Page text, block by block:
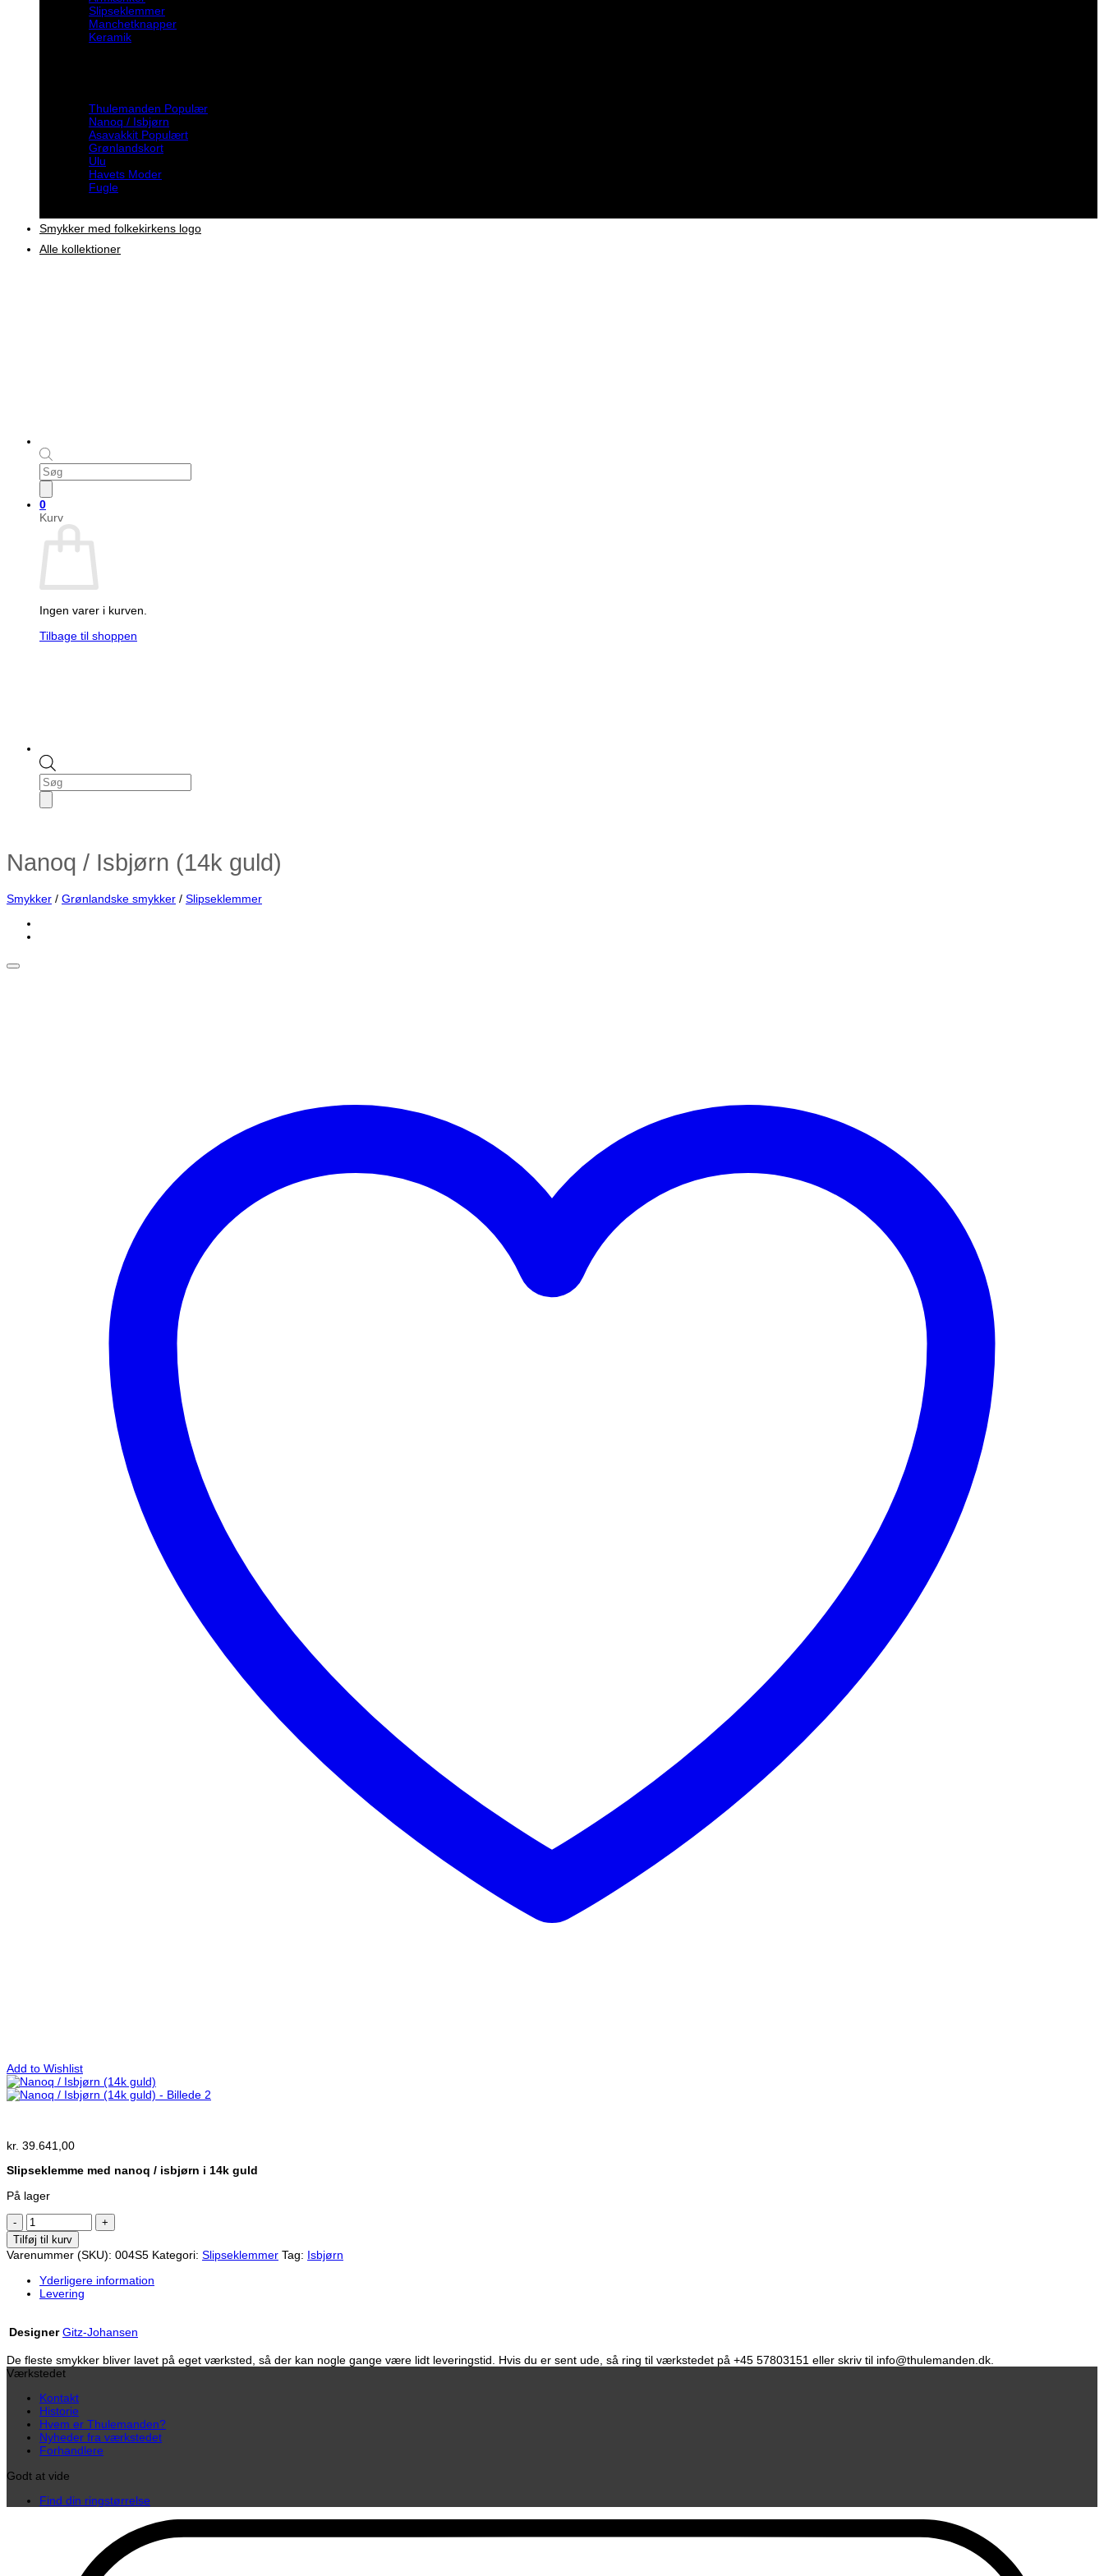
Products
search
0
Kurv
Ingen varer i kurven.
Tilbage til shoppen
Slipseklemmer
Manchetknapper
Keramik
Thulemanden
Nanoq / Isbjørn
Asavakkit
Grønlandskort
Ulu
Havets Moder
Fugle
Smykker med folkekirkens logo
Alle kollektioner
Products
search
Nanoq / Isbjørn (14k guld)
Smykker / Grønlandske smykker / Slipseklemmer
Add to Wishlist
kr. 39.641,00
Slipseklemme med nanoq / isbjørn i 14k guld
På lager
Nanoq
/
Isbjørn
(14k
antal
Tilføj til kurv
Varenummer (SKU): 004S5 Kategori: Slipseklemmer Tag: Isbjørn
Yderligere information
Levering
Designer Gitz-Johansen
De fleste smykker bliver lavet på eget værksted, så der kan nogle gange være lidt leveringstid. Hvis du er sent ude, så ring til værkstedet på +45 57803151 eller skriv til info@thulemanden.dk.
Værkstedet
Kontakt
Historie
Hvem er Thulemanden?
Nyheder fra værkstedet
Forhandlere
Godt at vide
Find din ringstørrelse